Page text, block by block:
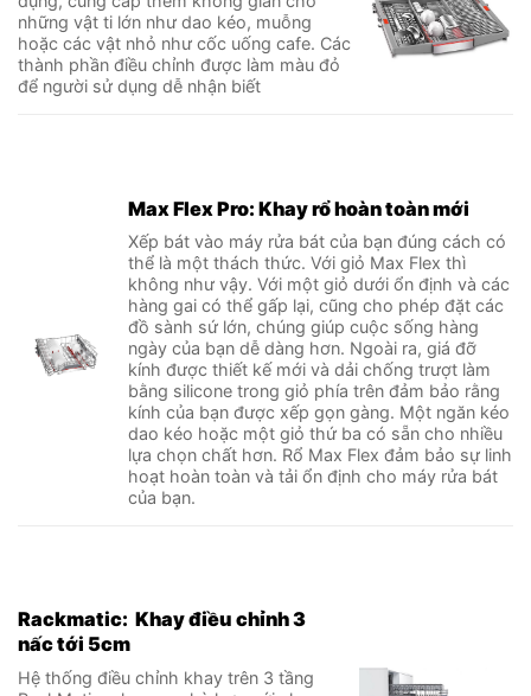
những vật ti lớn như dao kéo, muỗng
hoặc các vật nhỏ như cốc uống cafe. Các
thành phần điều chỉnh được làm màu đỏ
để người sử dụng dễ nhận biết
Max Flex Pro: Khay rổ hoàn toàn mới
Xếp bát vào máy rửa bát của bạn đúng cách có
thể là một thách thức. Với giỏ Max Flex thì
không như vậy. Với một giỏ dưới ổn định và các
hàng gai có thể gấp lại, cũng cho phép đặt các
đồ sành sứ lớn, chúng giúp cuộc sống hàng
ngày của bạn dễ dàng hơn. Ngoài ra, giá đỡ
kính được thiết kế mới và dải chống trượt làm
bằng silicone trong giỏ phía trên đảm bảo rằng
kính của bạn được xếp gọn gàng. Một ngăn kéo
dao kéo hoặc một giỏ thứ ba có sẵn cho nhiều
lựa chọn chất hơn. Rổ Max Flex đảm bảo sự linh
hoạt hoàn toàn và tải ổn định cho máy rửa bát
của bạn.
Rackmatic: Khay điều chỉnh 3
nấc tới 5cm
Hệ thống điều chỉnh khay trên 3 tầng